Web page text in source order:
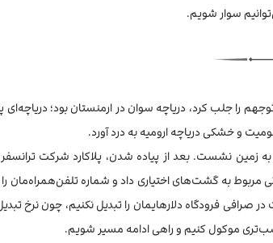
سوار شویم.
جلب کرد، دریاچه سوان در ارمنستان بود؛ دریاچه‌ای
و خشکی دریاچه ارومیه به درد آورد.
زمین نشست. بعد از پیاده شدن، پلاکارد شرکت ترانسفر
مربوط به گشت‌های اختیاری داد و شماره تلفن‌همراه‌مان
فرودگاه دلارهایمان را تبدیل نکنیم، چون نرخ
موکول کنیم و راهی ادامه مسیر شویم.